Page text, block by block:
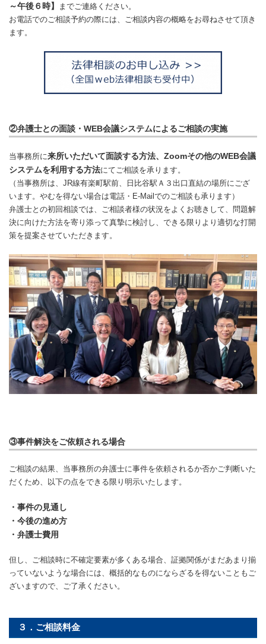
～午後６時】
までご連絡ください。
お電話でのご相談予約の際には、ご相談内容の概略をお尋ねさせて頂き
ます。
②弁護士との面談・WEB会議システムによるご相談の実施
当事務所に来所いただいて面談する方法、Zoomその他のWEB会議
システムを利用する方法にてご相談を承ります。
（当事務所は、JR線有楽町駅前、日比谷駅Ａ３出口直結の場所にござ
います。やむを得ない場合は電話・E-Mailでのご相談も承ります）
弁護士との初回相談では、ご相談者様の状況をよくお聴きして、問題解
決に向けた方法を寄り添って真摯に検討し、できる限りより適切な打開
策を提案させていただきます。
③事件解決をご依頼される場合
ご相談の結果、当事務所の弁護士に事件を依頼されるか否かご判断いた
だくため、以下の点をできる限り明示いたします。
・事件の見通し
・今後の進め方
・弁護士費用
但し、ご相談時に不確定要素が多くある場合、証拠関係がまだあまり揃
っていないような場合には、概括的なものにならざるを得ないこともご
ざいますので、ご了承ください。
３．ご相談料金